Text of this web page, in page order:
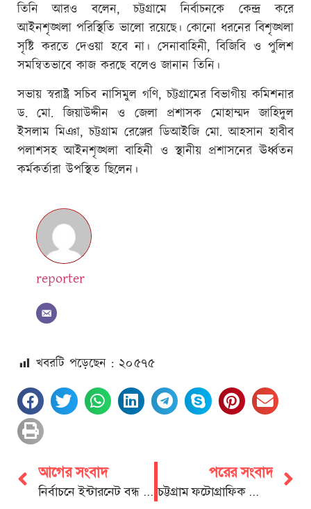
তিনি আরও বলেন, চট্টগ্রামে নির্বাচনকে কেন্দ্র করে
আইনশৃঙ্খলা পরিস্থিতি ভালো রয়েছে। কোনো ধরনের বিশৃঙ্খলা
সৃষ্টি করতে দেওয়া হবে না। সেনাবাহিনী, বিজিবি ও পুলিশ
সমন্বিতভাবে কাজ করছে বলেও জানান তিনি।
সভায় স্বরাষ্ট্র সচিব নাসিমুল গণি, চট্টগ্রামের বিভাগীয় কমিশনার
ড. মো. জিয়াউদ্দীন ও জেলা প্রশাসক মোহাম্মদ জাহিদুল
ইসলাম মিঞা, চট্টগ্রাম রেঞ্জের ডিআইজি মো. আহসান হাবীব
পলাশসহ আইনশৃঙ্খলা বাহিনী ও স্থানীয় প্রশাসনের ঊর্ধ্বতন
কর্মকর্তারা উপস্থিত ছিলেন।
reporter
খবরটি পড়েছেন : ২০৫৭৫
আগের সংবাদ
নির্বাচনে ইন্টারনেট বন্ধ করলে আইনি ব্যবস্থা:স্বরাষ্ট্র উপদেষ্টা
পরের সংবাদ
চট্টগ্রাম ফটোগ্রাফিক সোসাইটি’র অভিষেক অনুষ্ঠান সম্পন্ন